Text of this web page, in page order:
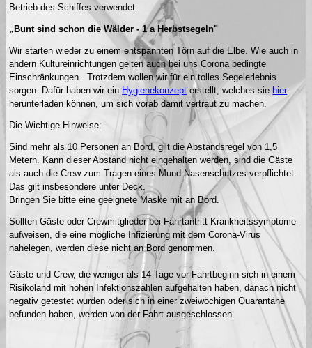
Betrieb des Schiffes verwendet.
„Bunt sind schon die Wälder - 1 a Herbstsegeln"
Wir starten wieder zu einem entspannten Törn auf die Elbe. Wie auch in
andern Kultureinrichtungen gelten auch bei uns Corona bedingte
Einschränkungen. Trotzdem wollen wir für ein tolles Segelerlebnis
sorgen. Dafür haben wir ein Hygienekonzepterstellt, welches sie hier
herunterladen können, um sich vorab damit vertraut zu machen.
Die Wichtige Hinweise:
Sind mehr als 10 Personen an Bord, gilt die Abstandsregel von 1,5
Metern. Kann dieser Abstand nicht eingehalten werden, sind die Gäste
als auch die Crew zum Tragen eines Mund-Nasenschutzes verpflichtet.
Das gilt insbesondere unter Deck.
Bringen Sie bitte eine geeignete Maske mit an Bord.
Sollten Gäste oder Crewmitglieder bei Fahrtantritt Krankheitssymptome
aufweisen, die eine mögliche Infizierung mit dem Corona-Virus
nahelegen, werden diese nicht an Bord genommen.
Gäste und Crew, die weniger als 14 Tage vor Fahrtbeginn sich in einem
Risikoland mit hohen Infektionszahlen aufgehalten haben, danach nicht
negativ getestet wurden oder sich in einer zweiwöchigen Quarantäne
befunden haben, werden von der Fahrt ausgeschlossen.